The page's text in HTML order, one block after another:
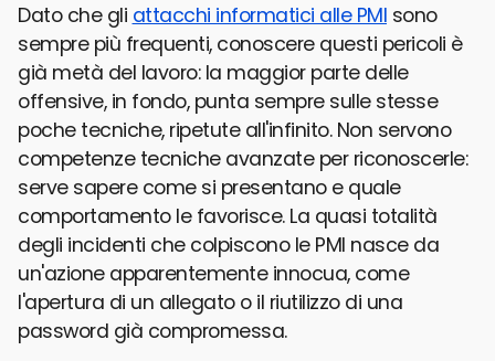
Dato che gli attacchi informatici alle PMI sono
sempre più frequenti, conoscere questi pericoli è
già metà del lavoro: la maggior parte delle
offensive, in fondo, punta sempre sulle stesse
poche tecniche, ripetute all'infinito. Non servono
competenze tecniche avanzate per riconoscerle:
serve sapere come si presentano e quale
comportamento le favorisce. La quasi totalità
degli incidenti che colpiscono le PMI nasce da
un'azione apparentemente innocua, come
l'apertura di un allegato o il riutilizzo di una
password già compromessa.